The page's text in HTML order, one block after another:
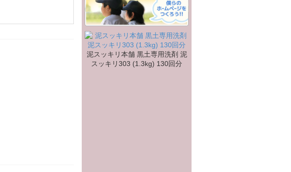
泥スッキリ本舗 黒土専用洗剤 泥
スッキリ303 (1.3kg) 130回分